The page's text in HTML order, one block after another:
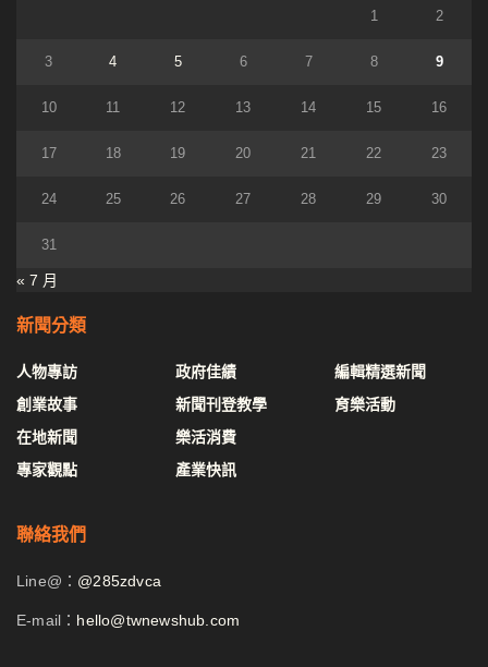
1 2
3 4 5 6 7 8 9
10 11 12 13 14 15 16
17 18 19 20 21 22 23
24 25 26 27 28 29 30
31
« 7 月
新聞分類
人物專訪
創業故事
在地新聞
專家觀點
政府佳績
新聞刊登教學
樂活消費
產業快訊
編輯精選新聞
育樂活動
聯絡我們
Line@： @285zdvca
E-mail： hello@twnewshub.com